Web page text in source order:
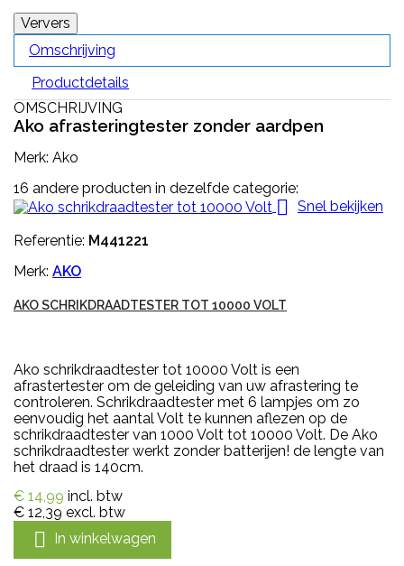
Omschrijving
Productdetails
OMSCHRIJVING
Ako afrasteringtester zonder aardpen
Merk: Ako
16 andere producten in dezelfde categorie:
 Snel bekijken
Referentie: M441221
Merk: AKO
AKO SCHRIKDRAADTESTER TOT 10000 VOLT
Ako schrikdraadtester tot 10000 Volt is een
afrastertester om de geleiding van uw afrastering te
controleren. Schrikdraadtester met 6 lampjes om zo
eenvoudig het aantal Volt te kunnen aflezen op de
schrikdraadtester van 1000 Volt tot 10000 Volt. De Ako
schrikdraadtester werkt zonder batterijen! de lengte van
het draad is 140cm.
€ 14,99 incl. btw
€ 12,39 excl. btw
 In winkelwagen